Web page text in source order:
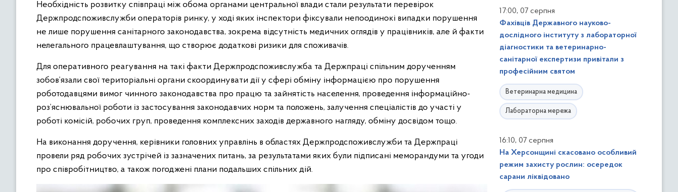
Необхідність розвитку співпраці між обома органами центральної влади стали результати перевірок
Держпродспоживслужби операторів ринку, у ході яких інспектори фіксували непоодинокі випадки порушення
не лише порушення санітарного законодавства, зокрема відсутність медичних оглядів у працівників, але й факти
нелегального працевлаштування, що створює додаткові ризики для споживачів.
Для оперативного реагування на такі факти Держпродспоживслужба та Держпраці спільним дорученням
зобов’язали свої територіальні органи скоординувати дії у сфері обміну інформацією про порушення
роботодавцями вимог чинного законодавства про працю та зайнятість населення, проведення інформаційно-
роз’яснювальної роботи із застосування законодавчих норм та положень, залучення спеціалістів до участі у
роботі комісій, робочих груп, проведення комплексних заходів державного нагляду, обміну досвідом тощо.
На виконання доручення, керівники головних управлінь в областях Держпродспоживслужби та Держпраці
провели ряд робочих зустрічей із зазначених питань, за результатами яких були підписані меморандуми та угоди
про співробітництво, а також погоджені плани подальших спільних дій.
17:00, 07 серпня
Фахівців Державного науково-
дослідного інституту з лабораторної
діагностики та ветеринарно-
санітарної експертизи привітали з
професійним святом
Ветеринарна медицина
Лабораторна мережа
16:10, 07 серпня
На Херсонщині скасовано особливий
режим захисту рослин: осередок
сарани ліквідовано